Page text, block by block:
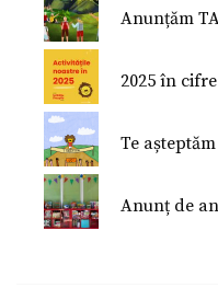
Anunțăm
2025 în cifre
Te
Anunț de